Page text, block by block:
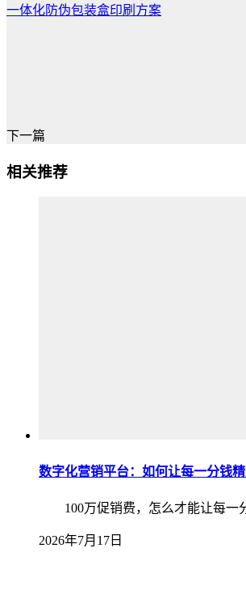
一体化防伪包装盒印刷方案
下一篇
相关推荐
数字化营销平台：如何让每一分钱精
100万促销费，怎么才能让每一
2026年7月17日